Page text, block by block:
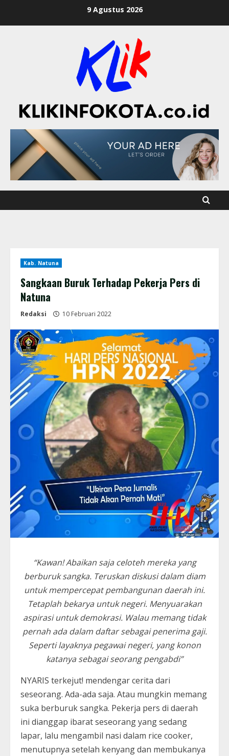
9 Agustus 2026
Kab. Natuna
Sangkaan Buruk Terhadap Pekerja Pers di
Natuna
Redaksi 10 Februari 2022
“Kawan! Abaikan saja celoteh mereka yang
berburuk sangka. Teruskan diskusi dalam diam
untuk mempercepat pembangunan daerah ini.
Tetaplah bekarya untuk negeri. Menyuarakan
aspirasi untuk demokrasi. Walau memang tidak
pernah ada dalam daftar sebagai penerima gaji.
Seperti layaknya pegawai negeri, yang konon
katanya sebagai seorang pengabdi”
NYARIS terkejut! mendengar cerita dari
seseorang. Ada-ada saja. Atau mungkin memang
suka berburuk sangka. Pekerja pers di daerah
ini dianggap ibarat seseorang yang sedang
lapar, lalu mengambil nasi dalam rice cooker,
menutupnya setelah kenyang dan membukanya